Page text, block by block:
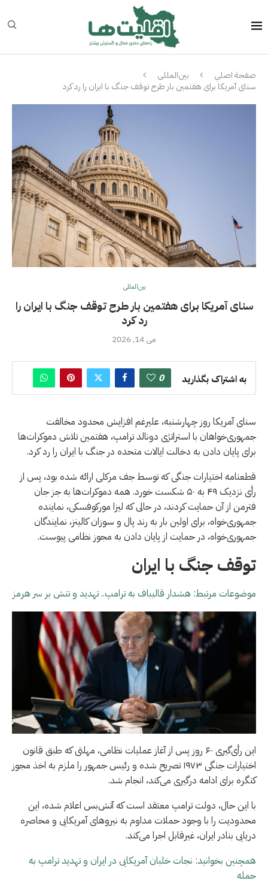
صفحة اصلي
بین‌المللی
سنای آمریکا برای هفتمین بار طرح توقف جنگ با ایران را رد کرد
بین‌المللی
سنای آمریکا برای هفتمین بار طرح توقف جنگ با ایران را
رد کرد
می 14, 2026
به اشتراک بگذارید 0
سنای آمریکا روز چهارشنبه، علیرغم افزایش محدود مخالفت
جمهوری‌خواهان با استراتژی دونالد ترامپ، هفتمین تلاش دموکرات‌ها
برای پایان دادن به دخالت ایالات متحده در جنگ با ایران را رد کرد.
قطعنامه اختیارات جنگی که توسط جف مرکلی ارائه شده بود، پس از
رأی نزدیک ۴۹ به ۵۰ شکست خورد. همه دموکرات‌ها به جز جان
فترمن از آن حمایت کردند، در حالی که لیزا مورکوفسکی، نماینده
جمهوری‌خواه، برای اولین بار به رند پال و سوزان کالینز، نمایندگان
جمهوری‌خواه، در حمایت از پایان دادن به مجوز نظامی پیوست.
توقف جنگ با ایران
موضوعات مرتبط: هشدار قالیباف به ترامپ.. تهدید و تنش بر سر هرمز
این رأی‌گیری ۶۰ روز پس از آغاز عملیات نظامی، مهلتی که طبق قانون
اختیارات جنگی ۱۹۷۳ تصریح شده و رئیس جمهور را ملزم به اخذ مجوز
کنگره برای ادامه درگیری می‌کند، انجام شد.
با این حال، دولت ترامپ معتقد است که آتش‌بس اعلام شده، این
محدودیت را با وجود حملات مداوم به نیروهای آمریکایی و محاصره
دریایی بنادر ایران، غیرقابل اجرا می‌کند.
همچنین بخوانید: نجات خلبان آمریکایی در ایران و تهدید ترامپ به
حمله